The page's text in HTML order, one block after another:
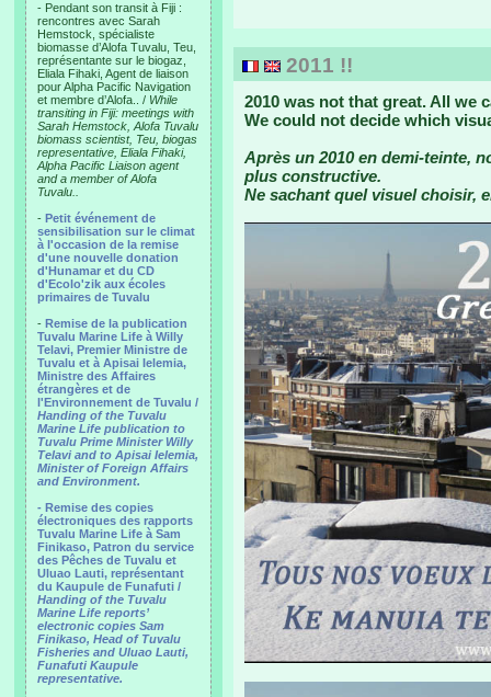
- Pendant son transit à Fiji :
rencontres avec Sarah
Hemstock, spécialiste
biomasse d’Alofa Tuvalu, Teu,
représentante sur le biogaz,
Eliala Fihaki, Agent de liaison
pour Alpha Pacific Navigation
et membre d’Alofa.. / While
transiting in Fiji: meetings with
Sarah Hemstock, Alofa Tuvalu
biomass scientist, Teu, biogas
representative, Eliala Fihaki,
Alpha Pacific Liaison agent
and a member of Alofa
Tuvalu..
- Petit événement de
sensibilisation sur le climat
à l'occasion de la remise
d'une nouvelle donation
d'Hunamar et du CD
d'Ecolo'zik aux écoles
primaires de Tuvalu
- Remise de la publication
Tuvalu Marine Life à Willy
Telavi, Premier Ministre de
Tuvalu et à Apisai Ielemia,
Ministre des Affaires
étrangères et de
l'Environnement de Tuvalu /
Handing of the Tuvalu
Marine Life publication to
Tuvalu Prime Minister Willy
Telavi and to Apisai Ielemia,
Minister of Foreign Affairs
and Environment.
- Remise des copies
électroniques des rapports
Tuvalu Marine Life à Sam
Finikaso, Patron du service
des Pêches de Tuvalu et
Uluao Lauti, représentant
du Kaupule de Funafuti /
Handing of the Tuvalu
Marine Life reports’
electronic copies Sam
Finikaso, Head of Tuvalu
Fisheries and Uluao Lauti,
Funafuti Kaupule
representative.
2011 !!
2010 was not that great. All we
We could not decide which
Après un 2010 en demi-teinte,
plus constructive.
Ne sachant quel visuel choisir,